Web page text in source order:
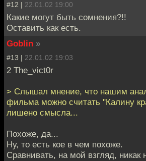
#12 | 22.01.02 19:00
Какие могут быть сомнения?!!
Оставить как есть.
Goblin »
#13 | 22.01.02 19:03
2 The_vict0r
> Слышал мнение, что нашим
фильма можно считать "Калину
лишено смысла...
Похоже, да...
Ну, то есть кое в чем похоже.
Сравнивать, на мой взгляд, никак